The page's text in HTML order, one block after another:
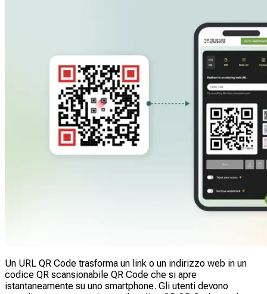
Un URL QR Code trasforma un link o un indirizzo web in un
codice QR scansionabile QR Code che si apre
istantaneamente su uno smartphone. Gli utenti devono